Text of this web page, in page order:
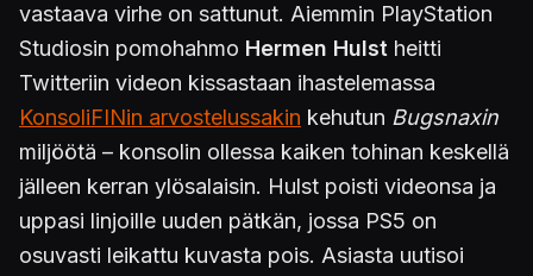
vastaava virhe on sattunut. Aiemmin PlayStation
Studiosin pomohahmo Hermen Hulst heitti
Twitteriin videon kissastaan ihastelemassa
KonsoliFINin arvostelussakin kehutun Bugsnaxin
miljöötä – konsolin ollessa kaiken tohinan keskellä
jälleen kerran ylösalaisin. Hulst poisti videonsa ja
uppasi linjoille uuden pätkän, jossa PS5 on
osuvasti leikattu kuvasta pois. Asiasta uutisoi